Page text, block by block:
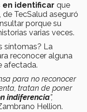
en identificar que
TecSalud aseguró
porque su
varias veces.
síntomas? La
reconocer alguna
afectada.
para no reconocer
tratan de poner
indiferencia”,
Hellion.